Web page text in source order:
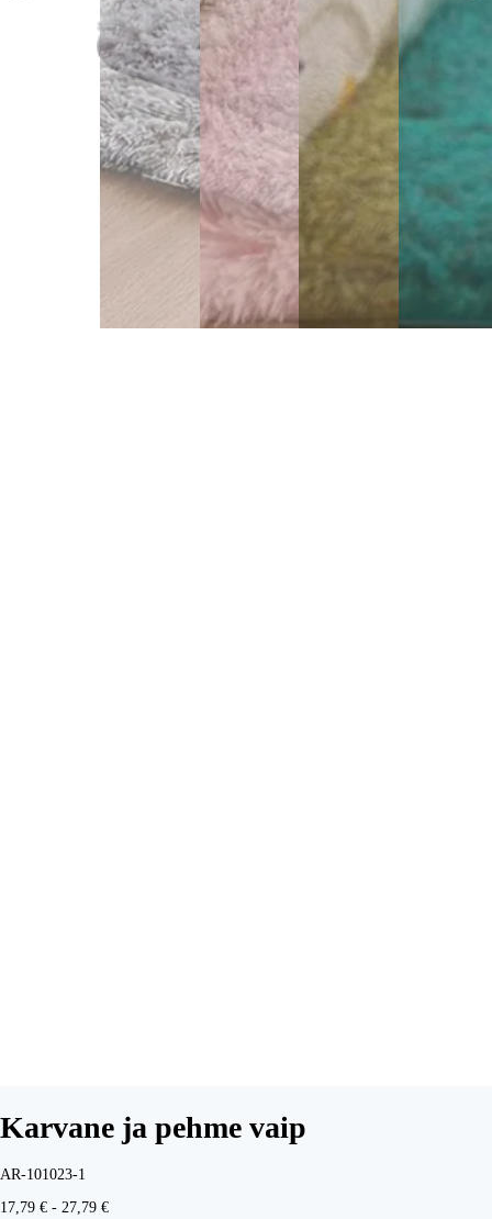
Karvane ja pehme vaip
AR-101023-1
17,79 € - 27,79 €